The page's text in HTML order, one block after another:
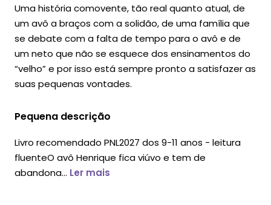
Uma história comovente, tão real quanto atual, de
um avô a braços com a solidão, de uma família que
se debate com a falta de tempo para o avô e de
um neto que não se esquece dos ensinamentos do
“velho” e por isso está sempre pronto a satisfazer as
suas pequenas vontades.
Pequena descrição
Livro recomendado PNL2027 dos 9-11 anos - leitura
fluenteO avô Henrique fica viúvo e tem de
abandona... Ler mais